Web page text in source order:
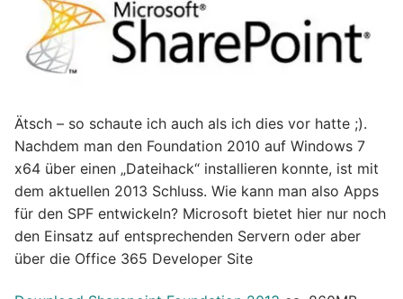
Ätsch – so schaute ich auch als ich dies vor hatte ;).
Nachdem man den Foundation 2010 auf Windows 7
x64 über einen „Dateihack“ installieren konnte, ist mit
dem aktuellen 2013 Schluss. Wie kann man also Apps
für den SPF entwickeln? Microsoft bietet hier nur noch
den Einsatz auf entsprechenden Servern oder aber
über die Office 365 Developer Site